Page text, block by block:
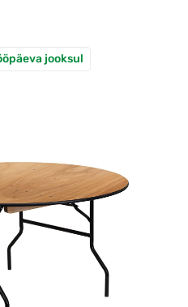
jooksul